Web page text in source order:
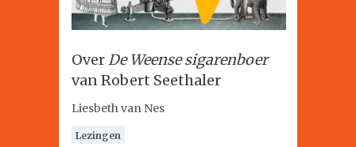
OverDe Weense sigarenboer
van Robert Seethaler
Liesbeth van Nes
Lezingen